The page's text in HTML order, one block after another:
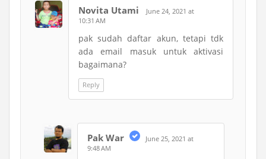
Novita Utami
June 24, 2021 at
10:31 AM
pak sudah daftar akun, tetapi tdk
ada email masuk untuk aktivasi
bagaimana?
Reply
Pak War
June 25, 2021 at
9:48 AM